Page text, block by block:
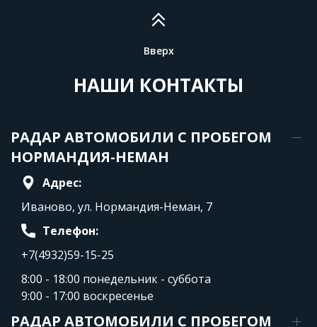
Вверх
НАШИ КОНТАКТЫ
РАДАР АВТОМОБИЛИ С ПРОБЕГОМ
НОРМАНДИЯ-НЕМАН
Адрес:
Иваново, ул. Нормандия-Неман, 7
Телефон:
+7(4932)59-15-25
8:00 - 18:00 понедельник - суббота
9:00 - 17:00 воскресенье
РАДАР АВТОМОБИЛИ С ПРОБЕГОМ